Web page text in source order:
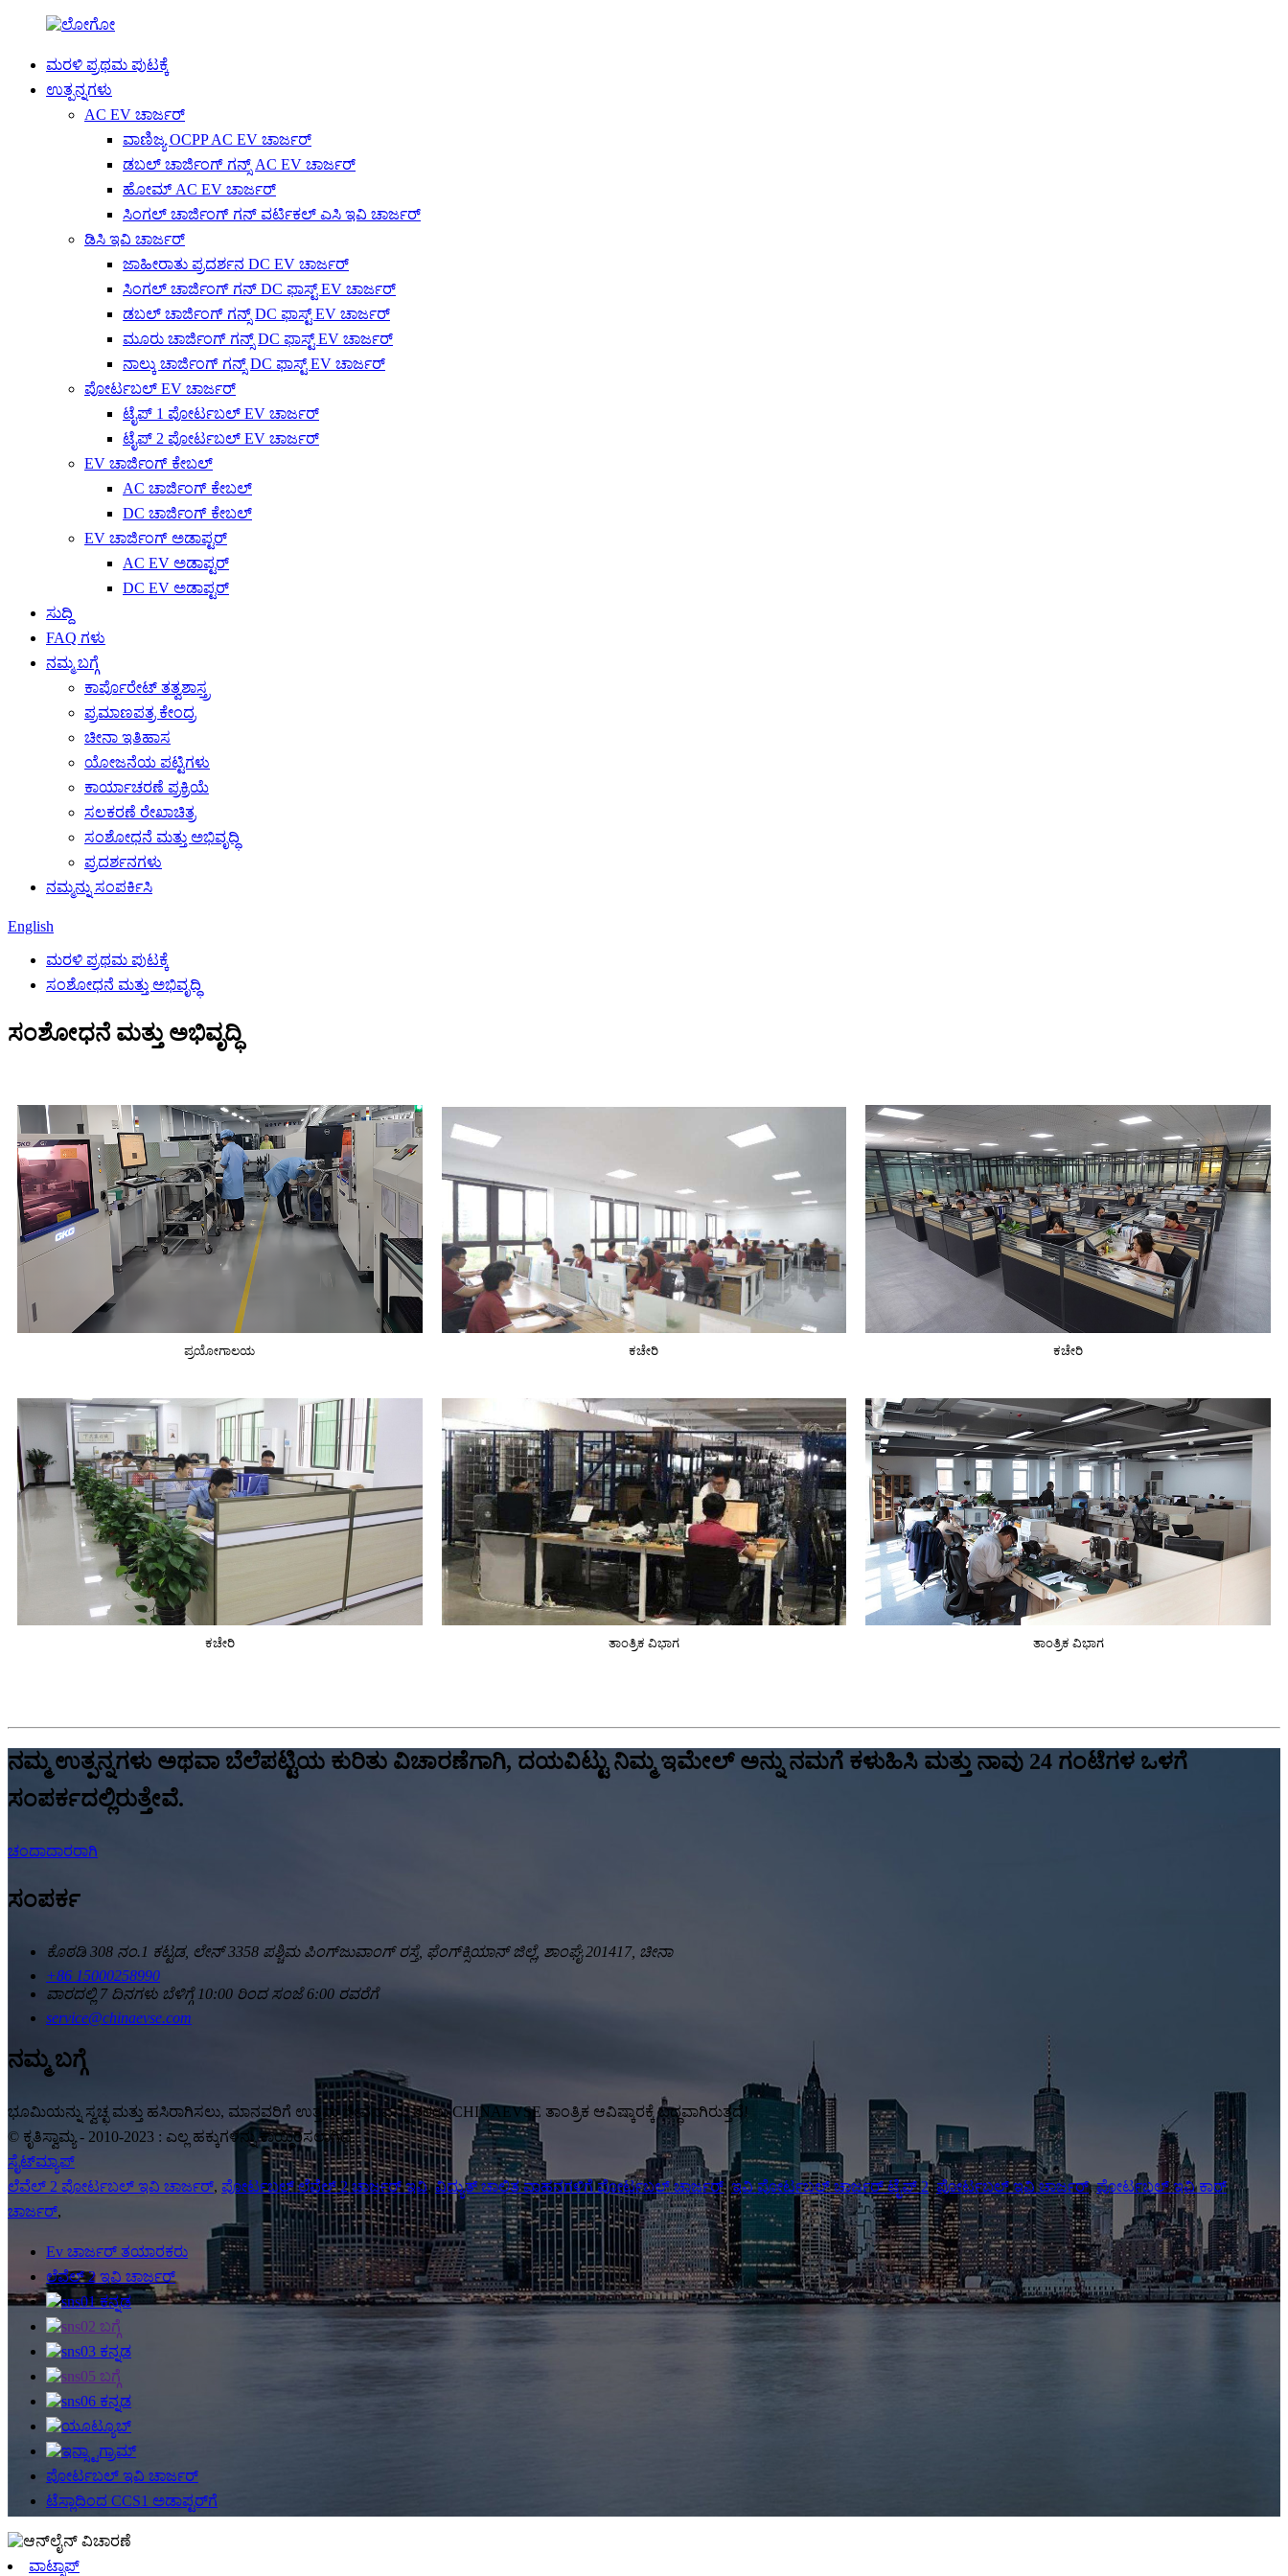
ಮರಳಿ ಪ್ರಥಮ ಪುಟಕ್ಕೆ
ಉತ್ಪನ್ನಗಳು
AC EV ಚಾರ್ಜರ್
ವಾಣಿಜ್ಯ OCPP AC EV ಚಾರ್ಜರ್
ಡಬಲ್ ಚಾರ್ಜಿಂಗ್ ಗನ್ಸ್ AC EV ಚಾರ್ಜರ್
ಹೋಮ್ AC EV ಚಾರ್ಜರ್
ಸಿಂಗಲ್ ಚಾರ್ಜಿಂಗ್ ಗನ್ ವರ್ಟಿಕಲ್ ಎಸಿ ಇವಿ ಚಾರ್ಜರ್
ಡಿಸಿ ಇವಿ ಚಾರ್ಜರ್
ಜಾಹೀರಾತು ಪ್ರದರ್ಶನ DC EV ಚಾರ್ಜರ್
ಸಿಂಗಲ್ ಚಾರ್ಜಿಂಗ್ ಗನ್ DC ಫಾಸ್ಟ್ EV ಚಾರ್ಜರ್
ಡಬಲ್ ಚಾರ್ಜಿಂಗ್ ಗನ್ಸ್ DC ಫಾಸ್ಟ್ EV ಚಾರ್ಜರ್
ಮೂರು ಚಾರ್ಜಿಂಗ್ ಗನ್ಸ್ DC ಫಾಸ್ಟ್ EV ಚಾರ್ಜರ್
ನಾಲ್ಕು ಚಾರ್ಜಿಂಗ್ ಗನ್ಸ್ DC ಫಾಸ್ಟ್ EV ಚಾರ್ಜರ್
ಪೋರ್ಟಬಲ್ EV ಚಾರ್ಜರ್
ಟೈಪ್ 1 ಪೋರ್ಟಬಲ್ EV ಚಾರ್ಜರ್
ಟೈಪ್ 2 ಪೋರ್ಟಬಲ್ EV ಚಾರ್ಜರ್
EV ಚಾರ್ಜಿಂಗ್ ಕೇಬಲ್
AC ಚಾರ್ಜಿಂಗ್ ಕೇಬಲ್
DC ಚಾರ್ಜಿಂಗ್ ಕೇಬಲ್
EV ಚಾರ್ಜಿಂಗ್ ಅಡಾಪ್ಟರ್
AC EV ಅಡಾಪ್ಟರ್
DC EV ಅಡಾಪ್ಟರ್
ಸುದ್ದಿ
FAQ ಗಳು
ನಮ್ಮ ಬಗ್ಗೆ
ಕಾರ್ಪೊರೇಟ್ ತತ್ವಶಾಸ್ತ್ರ
ಪ್ರಮಾಣಪತ್ರ ಕೇಂದ್ರ
ಚೀನಾ ಇತಿಹಾಸ
ಯೋಜನೆಯ ಪಟ್ಟಿಗಳು
ಕಾರ್ಯಾಚರಣೆ ಪ್ರಕ್ರಿಯೆ
ಸಲಕರಣೆ ರೇಖಾಚಿತ್ರ
ಸಂಶೋಧನೆ ಮತ್ತು ಅಭಿವೃದ್ಧಿ
ಪ್ರದರ್ಶನಗಳು
ನಮ್ಮನ್ನು ಸಂಪರ್ಕಿಸಿ
English
ಮರಳಿ ಪ್ರಥಮ ಪುಟಕ್ಕೆ
ಸಂಶೋಧನೆ ಮತ್ತು ಅಭಿವೃದ್ಧಿ
ಸಂಶೋಧನೆ ಮತ್ತು ಅಭಿವೃದ್ಧಿ
ಪ್ರಯೋಗಾಲಯ
ಕಚೇರಿ
ಕಚೇರಿ
ತಾಂತ್ರಿಕ ವಿಭಾಗ
ಕಚೇರಿ
ತಾಂತ್ರಿಕ ವಿಭಾಗ
ನಮ್ಮ ಉತ್ಪನ್ನಗಳು ಅಥವಾ ಬೆಲೆಪಟ್ಟಿಯ ಕುರಿತು ವಿಚಾರಣೆಗಾಗಿ, ದಯವಿಟ್ಟು ನಿಮ್ಮ ಇಮೇಲ್ ಅನ್ನು ನಮಗೆ ಕಳುಹಿಸಿ ಮತ್ತು ನಾವು 24 ಗಂಟೆಗಳ ಒಳಗೆ
ಸಂಪರ್ಕದಲ್ಲಿರುತ್ತೇವೆ.
ಚಂದಾದಾರರಾಗಿ
ಸಂಪರ್ಕ
ಕೊಠಡಿ 308 ನಂ.1 ಕಟ್ಟಡ, ಲೇನ್ 3358 ಪಶ್ಚಿಮ ಪಿಂಗ್‌ಜುವಾಂಗ್ ರಸ್ತೆ, ಫೆಂಗ್‌ಕ್ಸಿಯಾನ್ ಜಿಲ್ಲೆ, ಶಾಂಘೈ 201417, ಚೀನಾ
+86 15000258990
ವಾರದಲ್ಲಿ 7 ದಿನಗಳು ಬೆಳಿಗ್ಗೆ 10:00 ರಿಂದ ಸಂಜೆ 6:00 ರವರೆಗೆ
service@chinaevse.com
ನಮ್ಮ ಬಗ್ಗೆ
ಭೂಮಿಯನ್ನು ಸ್ವಚ್ಛ ಮತ್ತು ಹಸಿರಾಗಿಸಲು, ಮಾನವರಿಗೆ ಉತ್ತಮ ಜೀವನವನ್ನು ತರಲು CHINAEVSE ತಾಂತ್ರಿಕ ಆವಿಷ್ಕಾರಕ್ಕೆ ಬದ್ಧವಾಗಿರುತ್ತದೆ!
© ಕೃತಿಸ್ವಾಮ್ಯ - 2010-2023 : ಎಲ್ಲ ಹಕ್ಕುಗಳನ್ನು ಕಾಯ್ದಿರಿಸಲಾಗಿದೆ.
ಸೈಟ್‌ಮ್ಯಾಪ್
ಲೆವೆಲ್ 2 ಪೋರ್ಟಬಲ್ ಇವಿ ಚಾರ್ಜರ್, ಪೋರ್ಟಬಲ್ ಲೆವೆಲ್ 2 ಚಾರ್ಜರ್ ಇವಿ,ವಿದ್ಯುತ್ ಚಾಲಿತ ವಾಹನಗಳಿಗೆ ಪೋರ್ಟಬಲ್ ಚಾರ್ಜರ್,ಇವಿ ಪೋರ್ಟಬಲ್ ಚಾರ್ಜರ್ ಟೈಪ್ 2,ಪೋರ್ಟಬಲ್ ಇವಿ ಚಾರ್ಜರ್,ಪೋರ್ಟಬಲ್ ಇವಿ ಕಾರ್
ಚಾರ್ಜರ್,
Ev ಚಾರ್ಜರ್ ತಯಾರಕರು
ಲೆವೆಲ್ 2 ಇವಿ ಚಾರ್ಜರ್
ಪೋರ್ಟಬಲ್ ಇವಿ ಚಾರ್ಜರ್
ಟೆಸ್ಲಾದಿಂದ CCS1 ಅಡಾಪ್ಟರ್‌ಗೆ
ವಾಟ್ಸಾಪ್